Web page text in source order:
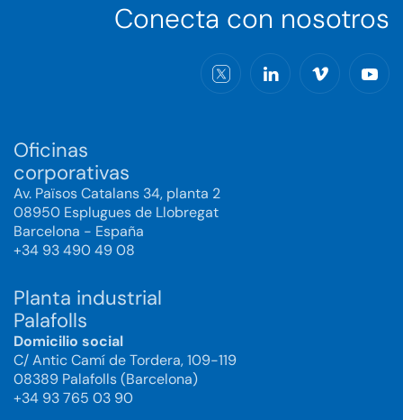
Conecta con nosotros
Oficinas
corporativas
Av. Països Catalans 34, planta 2
08950 Esplugues de Llobregat
Barcelona - España
+34 93 490 49 08
Planta industrial
Palafolls
Domicilio social
C/ Antic Camí de Tordera, 109-119
08389 Palafolls (Barcelona)
+34 93 765 03 90